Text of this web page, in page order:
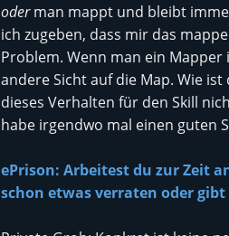
oderman mappt und bleibt
ich zugeben, dass mir das
Problem. Wenn man ein
andere Sicht auf die Map. Wie
dieses Verhalten für den Skill
habe irgendwo mal einen guten
ePrison: Arbeitest du zur Zeit
schon etwas verraten oder gibt